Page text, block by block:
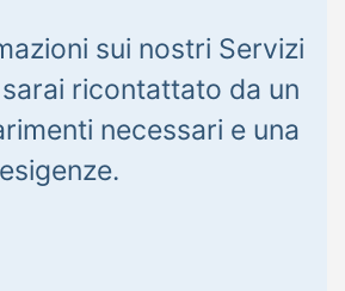
sui nostri Servizi
ricontattato da un
necessari e una